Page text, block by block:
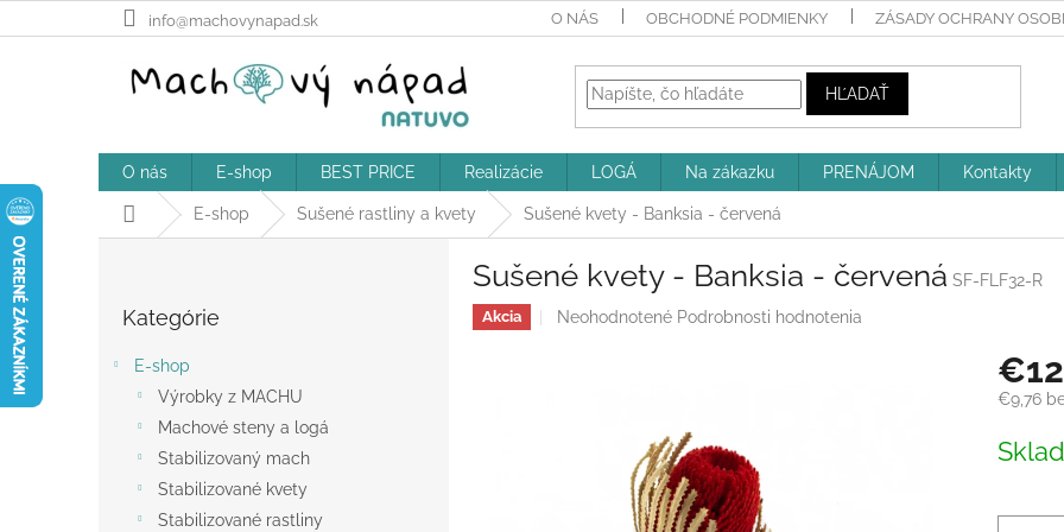
na
info@machovynapad.sk O NÁS OBCHODNÉ PODMIENKY ZÁSADY OCHRANY
HĽADAŤ
O nás E-shop BEST PRICE Realizácie LOGÁ Na zákazku PRENÁJOM Kontakty
DomovE-shop Sušené rastliny a kvety Sušené kvety - Banksia - červená
kategórie
Kategórie
E-shop
Výrobky z MACHU
Machové steny a logá
Stabilizovaný mach
Stabilizované kvety
Stabilizované rastliny
Sušené kvety - Banksia - červená SF-FLF32-R
Akcia
Priemerné
hviezdičiek.
Neohodnotené Podrobnosti hodnotenia
€12
€9,76
cena: